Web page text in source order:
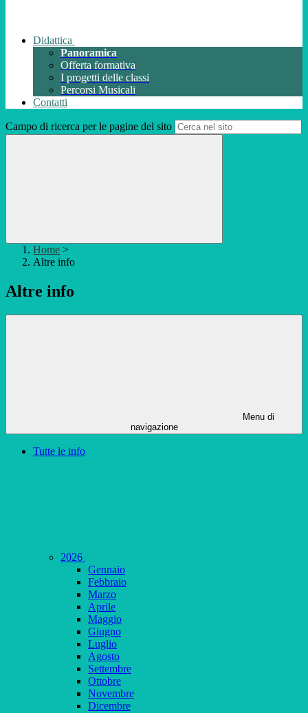
Didattica
Panoramica
Offerta formativa
I progetti delle classi
Percorsi Musicali
Contatti
Campo di ricerca per le pagine del sito
Home >
Altre info
Altre info
Menu di
navigazione
Tutte le info
2026
Gennaio
Febbraio
Marzo
Aprile
Maggio
Giugno
Luglio
Agosto
Settembre
Ottobre
Novembre
Dicembre